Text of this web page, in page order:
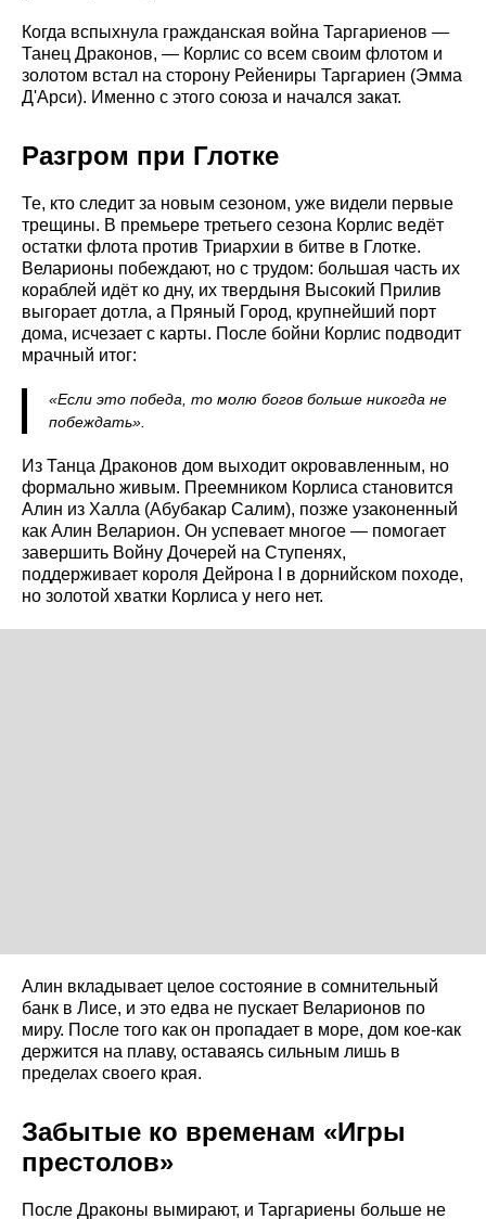
Когда вспыхнула гражданская война Таргариенов —
Танец Драконов, — Корлис со всем своим флотом и
золотом встал на сторону Рейениры Таргариен (Эмма
Д'Арси). Именно с этого союза и начался закат.
Разгром при Глотке
Те, кто следит за новым сезоном, уже видели первые
трещины. В премьере третьего сезона Корлис ведёт
остатки флота против Триархии в битве в Глотке.
Веларионы побеждают, но с трудом: большая часть их
кораблей идёт ко дну, их твердыня Высокий Прилив
выгорает дотла, а Пряный Город, крупнейший порт
дома, исчезает с карты. После бойни Корлис подводит
мрачный итог:
«Если это победа, то молю богов больше никогда не
побеждать».
Из Танца Драконов дом выходит окровавленным, но
формально живым. Преемником Корлиса становится
Алин из Халла (Абубакар Салим), позже узаконенный
как Алин Веларион. Он успевает многое — помогает
завершить Войну Дочерей на Ступенях,
поддерживает короля Дейрона I в дорнийском походе,
но золотой хватки Корлиса у него нет.
Алин вкладывает целое состояние в сомнительный
банк в Лисе, и это едва не пускает Веларионов по
миру. После того как он пропадает в море, дом кое-как
держится на плаву, оставаясь сильным лишь в
пределах своего края.
Забытые ко временам «Игры
престолов»
После Драконы вымирают, и Таргариены больше не